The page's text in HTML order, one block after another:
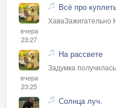
вчера
23:27
Всё про
ХаваЗажигательно
вчера
23:25
На рассвете
Задумка
Солнца луч.